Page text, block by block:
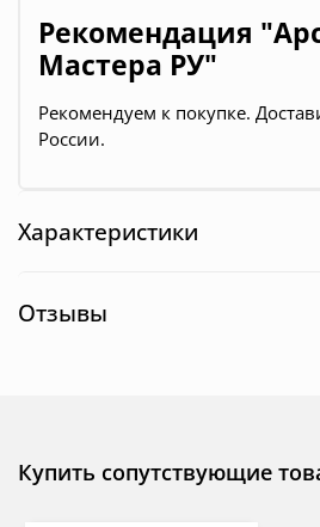
Рекомендация
Мастера РУ"
Рекомендуем к покупке.
России.
Характеристики
Отзывы
Купить сопутствующие